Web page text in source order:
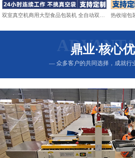
鼎业·核心
— 众多客户的共同选择，成就行